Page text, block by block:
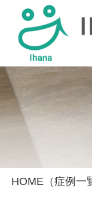
採用
HOME（症例一